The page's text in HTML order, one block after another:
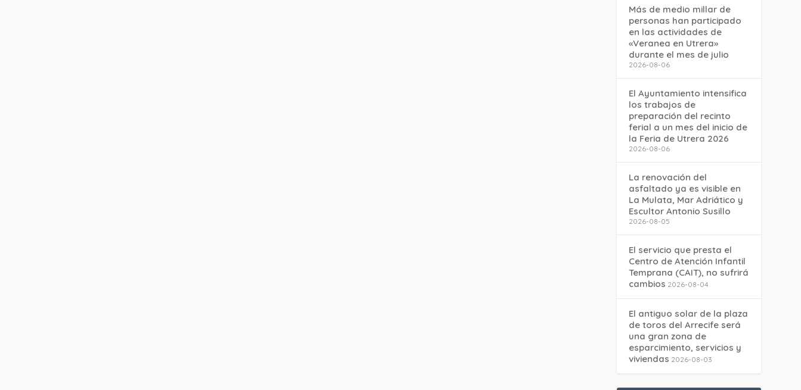
Más de medio millar de
personas han participado
en las actividades de
«Veranea en Utrera»
durante el mes de julio
2026-08-06
El Ayuntamiento intensifica
los trabajos de
preparación del recinto
ferial a un mes del inicio de
la Feria de Utrera 2026
2026-08-06
La renovación del
asfaltado ya es visible en
La Mulata, Mar Adriático y
Escultor Antonio Susillo
2026-08-05
El servicio que presta el
Centro de Atención Infantil
Temprana (CAIT), no sufrirá
cambios 2026-08-04
El antiguo solar de la plaza
de toros del Arrecife será
una gran zona de
esparcimiento, servicios y
viviendas 2026-08-03